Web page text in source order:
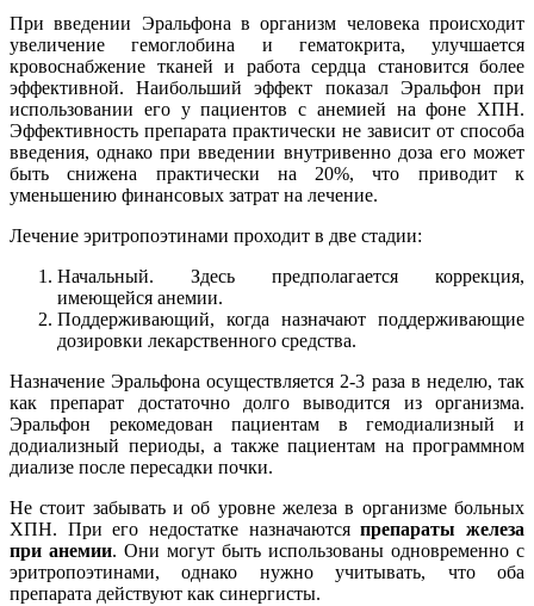
При введении Эральфона в организм человека происходит
увеличение гемоглобина и гематокрита, улучшается
кровоснабжение тканей и работа сердца становится более
эффективной. Наибольший эффект показал Эральфон при
использовании его у пациентов с анемией на фоне ХПН.
Эффективность препарата практически не зависит от способа
введения, однако при введении внутривенно доза его может
быть снижена практически на 20%, что приводит к
уменьшению финансовых затрат на лечение.
Лечение эритропоэтинами проходит в две стадии:
Начальный. Здесь предполагается коррекция,
имеющейся анемии.
Поддерживающий, когда назначают поддерживающие
дозировки лекарственного средства.
Назначение Эральфона осуществляется 2-3 раза в неделю, так
как препарат достаточно долго выводится из организма.
Эральфон рекомедован пациентам в гемодиализный и
додиализный периоды, а также пациентам на программном
диализе после пересадки почки.
Не стоит забывать и об уровне железа в организме больных
ХПН. При его недостатке назначаютсяпрепараты железа
при анемии. Они могут быть использованы одновременно с
эритропоэтинами, однако нужно учитывать, что оба
препарата действуют как синергисты.